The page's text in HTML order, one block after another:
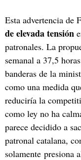
Esta advertencia de
de elevada tensión
patronales. La
semanal a 37,5
banderas de la
como una medida
reduciría la
como ley no ha
parece decidido a
patronal catalana,
solamente presiona